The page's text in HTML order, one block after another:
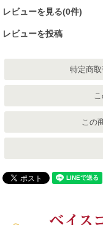
レビューを見る(0件)
レビューを投稿
特定商取
この